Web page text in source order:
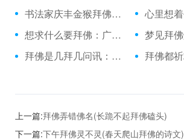
书法家庆丰金猴拜佛：做业绩烧香拜佛
想求什么要拜佛：广东拜佛烧香
拜佛是几拜几问讯：到青海应该怎么拜佛
上一篇:拜佛弄错佛名(长跪不起拜佛磕头)
下一篇:下午拜佛灵不灵(春天爬山拜佛的诗文)